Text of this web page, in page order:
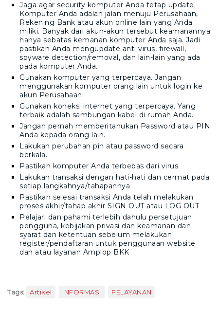
Jaga agar security komputer Anda tetap update.
Komputer Anda adalah jalan menuju Perusahaan,
Rekening Bank atau akun online lain yang Anda
miliki. Banyak dari akun-akun tersebut keamanannya
hanya sebatas kemanan komputer Anda saja. Jadi
pastikan Anda mengupdate anti virus, firewall,
spyware detection/removal, dan lain-lain yang ada
pada komputer Anda.
Gunakan komputer yang terpercaya. Jangan
menggunakan komputer orang lain untuk login ke
akun Perusahaan.
Gunakan koneksi internet yang terpercaya. Yang
terbaik adalah sambungan kabel di rumah Anda.
Jangan pernah memberitahukan Password atau PIN
Anda kepada orang lain.
Lakukan perubahan pin atau password secara
berkala.
Pastikan komputer Anda terbebas dari virus.
Lakukan transaksi dengan hati-hati dan cermat pada
setiap langkahnya/tahapannya
Pastikan selesai transaksi Anda telah melakukan
proses akhir/tahap akhir SIGN OUT atau LOG OUT
Pelajari dan pahami terlebih dahulu persetujuan
pengguna, kebijakan privasi dan keamanan dan
syarat dan ketentuan sebelum melakukan
register/pendaftaran untuk penggunaan website
dan atau layanan Amplop BKK
Tags: Artikel INFORMASI PELAYANAN